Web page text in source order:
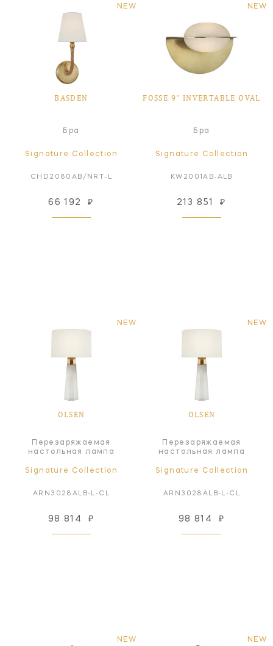
NEW
BASDEN
Бра
Signature Collection
CHD2080AB/NRT-L
66 192 ₽
NEW
FOSSE 9" INVERTABLE OVAL
Бра
Signature Collection
KW2001AB-ALB
213 851 ₽
NEW
OLSEN
Перезаряжаемая
настольная лампа
Signature Collection
ARN3028ALB-L-CL
98 814 ₽
NEW
OLSEN
Перезаряжаемая
настольная лампа
Signature Collection
ARN3028ALB-L-CL
98 814 ₽
NEW NEW